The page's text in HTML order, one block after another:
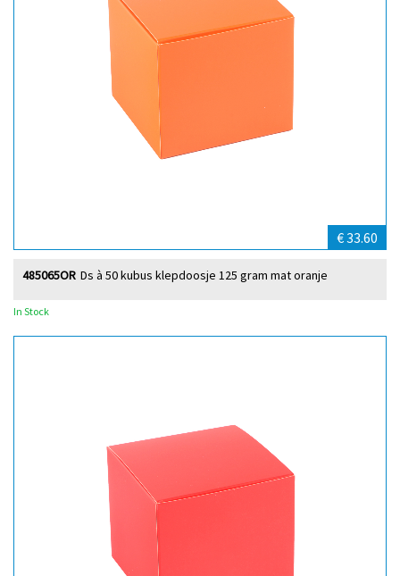
€ 33.60
Ds à 50 kubus klepdoosje 125 gram mat oranje
485065OR
In Stock